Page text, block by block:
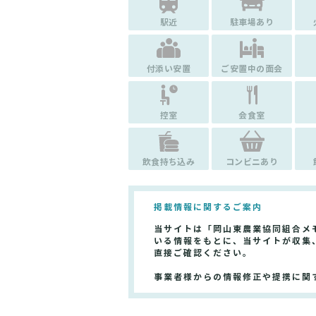
駅近 駐車場あり
付添い安置 ご安置中の面会
控室 会食室
飲食持ち込み コンビニあり
掲載情報に関するご案内
当サイトは「岡山東農業協同組合
いる情報をもとに、当サイトが収
直接ご確認ください。
事業者様からの情報修正や提携に